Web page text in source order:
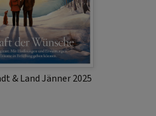
& Land Jänner 2025